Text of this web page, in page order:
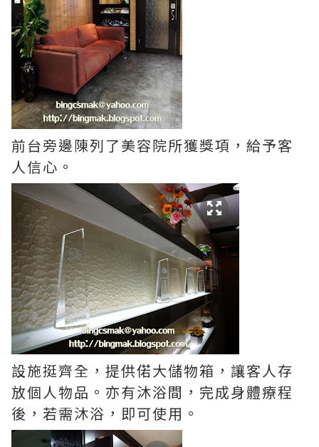
前台旁邊陳列了美容院所獲獎項，給予客
人信心。
設施挺齊全，提供偌大儲物箱，讓客人存
放個人物品。亦有沐浴間，完成身體療程
後，若需沐浴，即可使用。